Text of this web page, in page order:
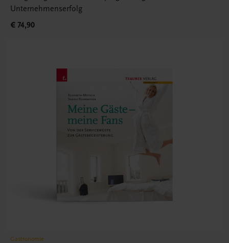
Unternehmenserfolg
€ 74,90
Gastronomie